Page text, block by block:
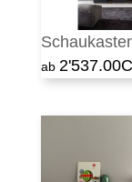
2'537.00